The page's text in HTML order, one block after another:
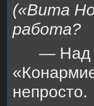
(«Вита
работа?
— Над
непросто.